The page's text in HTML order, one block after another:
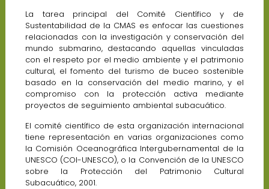
La tarea principal del Comité Científico y de
Sustentabilidad de la CMAS es enfocar las cuestiones
relacionadas con la investigación y conservación del
mundo submarino, destacando aquellas vinculadas
con el respeto por el medio ambiente y el patrimonio
cultural, el fomento del turismo de buceo sostenible
basado en la conservación del medio marino, y el
compromiso con la protección activa mediante
proyectos de seguimiento ambiental subacuático.
El comité científico de esta organización internacional
tiene representación en varias organizaciones como
la Comisión Oceanográfica Intergubernamental de la
UNESCO (COI-UNESCO), o la Convención de la UNESCO
sobre la Protección del Patrimonio Cultural
Subacuático, 2001.